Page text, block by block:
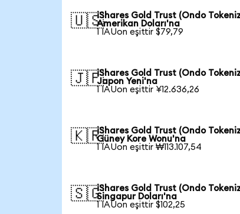
🇺🇸iShares Gold Trust (Ondo
Amerikan Doları'na
1 IAUon eşittir $79,79
🇯🇵iShares Gold Trust (Ondo
Japon Yeni'na
1 IAUon eşittir ¥12.636,26
🇰🇷iShares Gold Trust (Ondo
Güney Kore Wonu'na
1 IAUon eşittir ₩113.107,54
🇸🇬iShares Gold Trust (Ondo
Singapur Doları'na
1 IAUon eşittir $102,25